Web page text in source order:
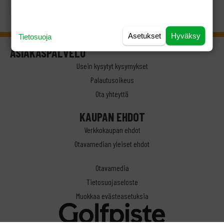
Otavamedia
Tietosuojaseloste
Muokkaa evästeasetuksia
KAUPAN EHDOT
Verkkokaupan ehdot
Otavamedian yleiset ehdot
ASIAKASPALVELU
Usein kysytyt kysymykset
Palautusoikeus
Ota yhteyttä
Hyväksy
Asetukset
Tietosuoja